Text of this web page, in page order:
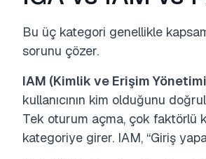
Bu üç kategori genellikle
sorunu çözer.
IAM (Kimlik ve Erişim
kullanıcının kim olduğunu
Tek oturum açma, çok faktörlü
kategoriye girer. IAM, “Giriş